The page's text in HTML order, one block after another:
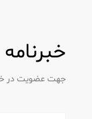
خبرنامه
جهت عضویت در